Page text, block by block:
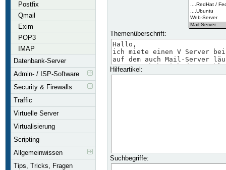
Postfix
Qmail
Exim
POP3
IMAP
Datenbank-Server
Admin- / ISP-Software
Security & Firewalls
Traffic
Virtuelle Server
Virtualisierung
Scripting
Allgemeinwissen
Tips, Tricks, Fragen
Themenüberschrift:
Hilfeartikel:
Suchbegriffe: